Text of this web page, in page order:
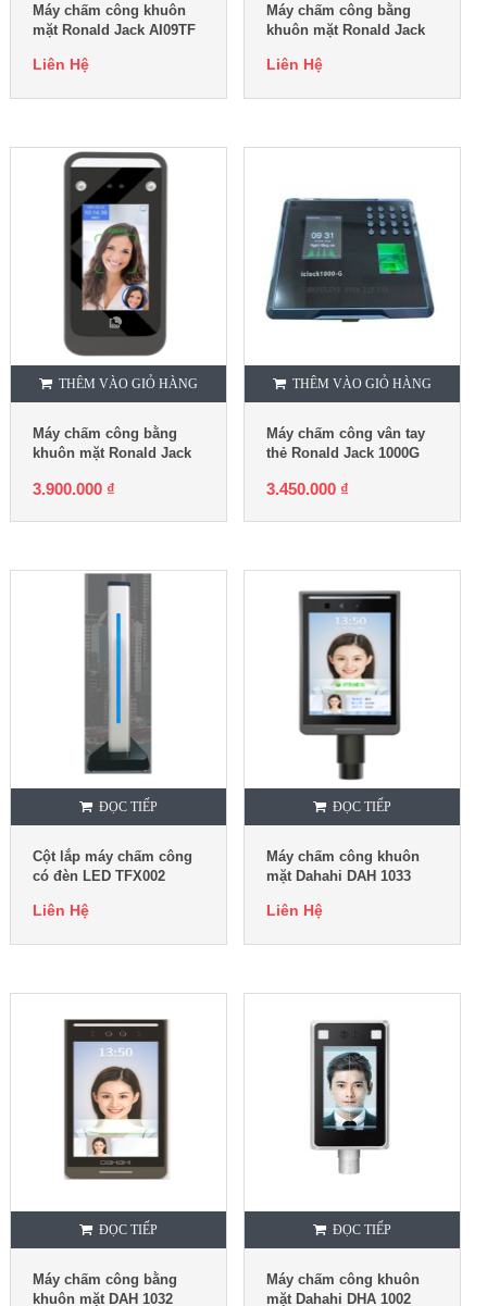
Máy chấm công khuôn
mặt Ronald Jack AI09TF
Liên Hệ
Máy chấm công bằng
khuôn mặt Ronald Jack
Liên Hệ
THÊM VÀO GIỎ HÀNG
Máy chấm công bằng
khuôn mặt Ronald Jack
3.900.000 ₫
THÊM VÀO GIỎ HÀNG
Máy chấm công vân tay
thẻ Ronald Jack 1000G
3.450.000 ₫
ĐỌC TIẾP
Cột lắp máy chấm công
có đèn LED TFX002
Liên Hệ
ĐỌC TIẾP
Máy chấm công khuôn
mặt Dahahi DAH 1033
Liên Hệ
ĐỌC TIẾP
Máy chấm công bằng
khuôn mặt DAH 1032
ĐỌC TIẾP
Máy chấm công khuôn
mặt Dahahi DHA 1002